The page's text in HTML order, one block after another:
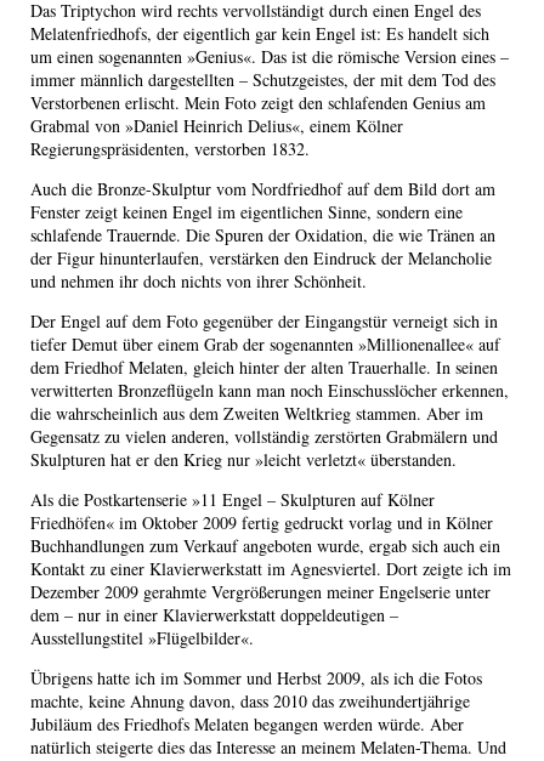
Das Triptychon wird rechts vervollständigt durch einen Engel des
Melatenfriedhofs, der eigentlich gar kein Engel ist: Es handelt sich
um einen sogenannten »Genius«. Das ist die römische Version eines –
immer männlich dargestellten – Schutzgeistes, der mit dem Tod des
Verstorbenen erlischt. Mein Foto zeigt den schlafenden Genius am
Grabmal von »Daniel Heinrich Delius«, einem Kölner
Regierungspräsidenten, verstorben 1832.
Auch die Bronze-Skulptur vom Nordfriedhof auf dem Bild dort am
Fenster zeigt keinen Engel im eigentlichen Sinne, sondern eine
schlafende Trauernde. Die Spuren der Oxidation, die wie Tränen an
der Figur hinunterlaufen, verstärken den Eindruck der Melancholie
und nehmen ihr doch nichts von ihrer Schönheit.
Der Engel auf dem Foto gegenüber der Eingangstür verneigt sich in
tiefer Demut über einem Grab der sogenannten »Millionenallee« auf
dem Friedhof Melaten, gleich hinter der alten Trauerhalle. In seinen
verwitterten Bronzeflügeln kann man noch Einschusslöcher erkennen,
die wahrscheinlich aus dem Zweiten Weltkrieg stammen. Aber im
Gegensatz zu vielen anderen, vollständig zerstörten Grabmälern und
Skulpturen hat er den Krieg nur »leicht verletzt« überstanden.
Als die Postkartenserie »11 Engel – Skulpturen auf Kölner
Friedhöfen« im Oktober 2009 fertig gedruckt vorlag und in Kölner
Buchhandlungen zum Verkauf angeboten wurde, ergab sich auch ein
Kontakt zu einer Klavierwerkstatt im Agnesviertel. Dort zeigte ich im
Dezember 2009 gerahmte Vergrößerungen meiner Engelserie unter
dem – nur in einer Klavierwerkstatt doppeldeutigen –
Ausstellungstitel »Flügelbilder«.
Übrigens hatte ich im Sommer und Herbst 2009, als ich die Fotos
machte, keine Ah­nung davon, dass 2010 das zweihundertjährige
Jubiläum des Friedhofs Melaten begangen werden würde. Aber
natürlich steigerte dies das Interesse an meinem Melaten-Thema. Und